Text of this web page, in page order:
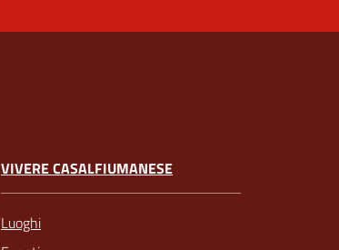
VIVERE CASALFIUMANESE
Luoghi